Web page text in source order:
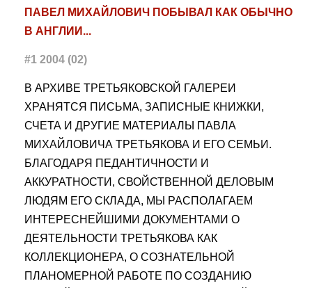
ПАВЕЛ МИХАЙЛОВИЧ ПОБЫВАЛ КАК ОБЫЧНО
В АНГЛИИ...
#1 2004 (02)
В АРХИВЕ ТРЕТЬЯКОВСКОЙ ГАЛЕРЕИ
ХРАНЯТСЯ ПИСЬМА, ЗАПИСНЫЕ КНИЖКИ,
СЧЕТА И ДРУГИЕ МАТЕРИАЛЫ ПАВЛА
МИХАЙЛОВИЧА ТРЕТЬЯКОВА И ЕГО СЕМЬИ.
БЛАГОДАРЯ ПЕДАНТИЧНОСТИ И
АККУРАТНОСТИ, СВОЙСТВЕННОЙ ДЕЛОВЫМ
ЛЮДЯМ ЕГО СКЛАДА, МЫ РАСПОЛАГАЕМ
ИНТЕРЕСНЕЙШИМИ ДОКУМЕНТАМИ О
ДЕЯТЕЛЬНОСТИ ТРЕТЬЯКОВА КАК
КОЛЛЕКЦИОНЕРА, О СОЗНАТЕЛЬНОЙ
ПЛАНОМЕРНОЙ РАБОТЕ ПО СОЗДАНИЮ